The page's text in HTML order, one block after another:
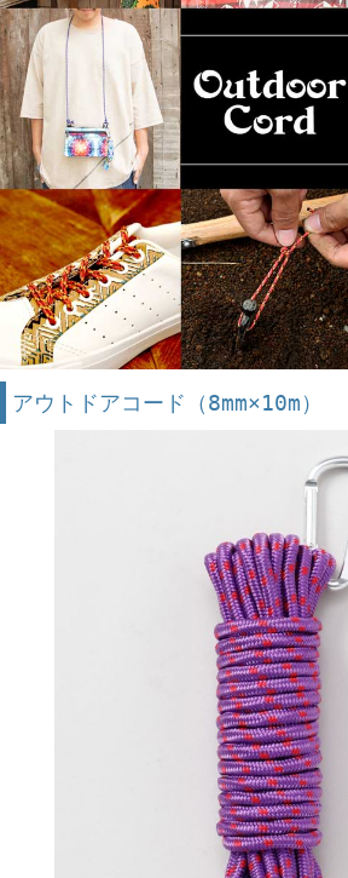
アウトドアコード（8mm×10m）